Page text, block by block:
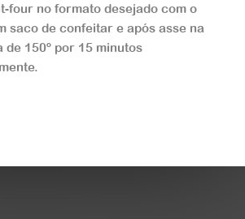
four no formato desejado com o
saco de confeitar e após asse na
de 150º por 15 minutos